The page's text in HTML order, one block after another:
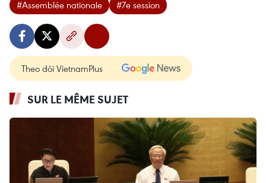
#Assemblée nationale #7e session
Theo dõi VietnamPlus
SUR LE MÊME SUJET